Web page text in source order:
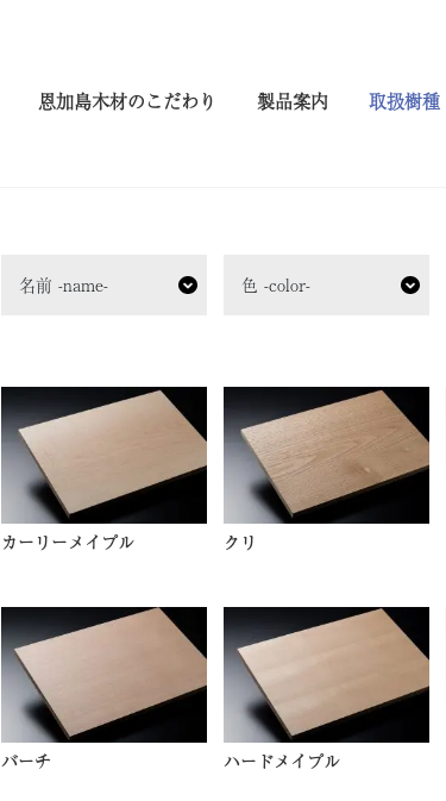
恩加島木材のこだわり 製品案内 取扱樹種
名前 -name- 色 -color-
カーリーメイプル クリ
バーチ ハードメイプル